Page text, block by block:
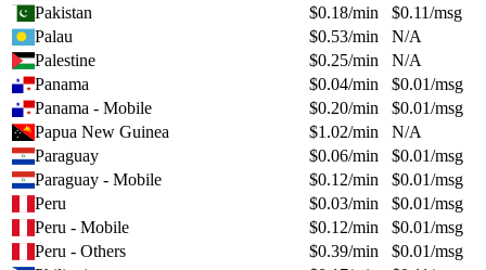
Pakistan
$0.18/min $0.11/msg
Palau
$0.53/min
N/A
Palestine
$0.25/min
N/A
Panama
$0.04/min $0.01/msg
Panama - Mobile
$0.20/min $0.01/msg
Papua New Guinea
$1.02/min
N/A
Paraguay
$0.06/min $0.01/msg
Paraguay - Mobile
$0.12/min $0.01/msg
Peru
$0.03/min $0.01/msg
Peru - Mobile
$0.12/min $0.01/msg
Peru - Others
$0.39/min $0.01/msg